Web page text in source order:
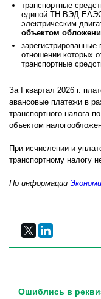
транспортные
единой ТН ВЭД
электрическим
объектом
отношении которых
транспортные
За I квартал 2026 г.
авансовые платежи в
транспортного налога
объектом
При исчислении и
транспортному налогу
По информации
Ошиблись в